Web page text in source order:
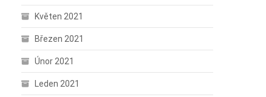
Květen 2021
Březen 2021
Únor 2021
Leden 2021